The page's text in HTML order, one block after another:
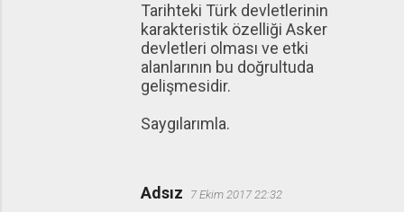
Tarihteki Türk devletlerinin
karakteristik özelliği Asker
devletleri olması ve etki
alanlarının bu doğrultuda
gelişmesidir.
Saygılarımla.
Adsız 7 Ekim 2017 22:32